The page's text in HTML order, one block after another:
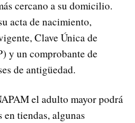
cercano a su domicilio.
acta de nacimiento,
Clave Única de
y un comprobante de
de antigüedad.
el adulto mayor podrá
en tiendas, algunas